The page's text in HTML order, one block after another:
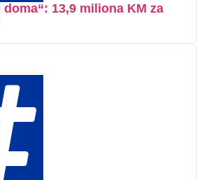
13,9 miliona KM za